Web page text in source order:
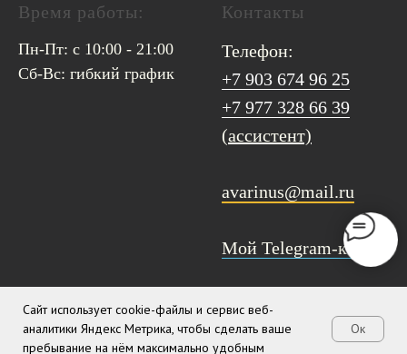
Сайт использует cookie-файлы и сервис веб-
аналитики Яндекс Метрика, чтобы сделать ваше
пребывание на нём максимально удобным
Ок
Время работы:
Пн-Пт: с 10:00 - 21:00
Сб-Вс: гибкий график
Контакты
Телефон:
+7 903 674 96 25
+7 977 328 66 39
(ассистент)
avarinus@mail.ru
Мой Telegram-канал